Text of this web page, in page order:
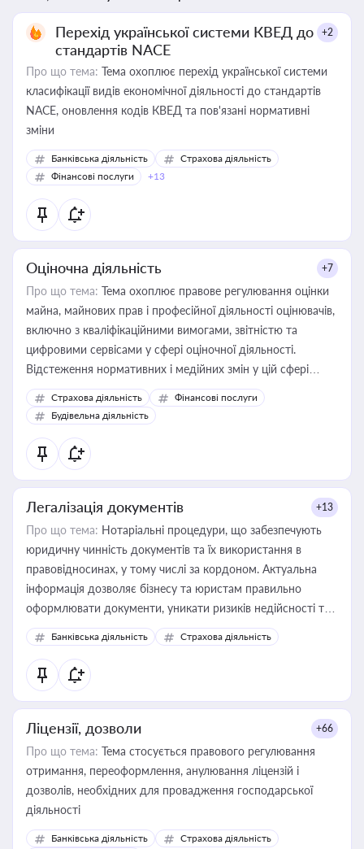
Перехід української системи КВЕД до
стандартів NACE
+2
Про що тема: Тема охоплює перехід української системи
класифікації видів економічної діяльності до стандартів
NACE, оновлення кодів КВЕД та пов'язані нормативні
зміни
Банківська діяльність
Страхова діяльність
Фінансові послуги
+13
Оціночна діяльність +7
Про що тема: Тема охоплює правове регулювання оцінки
майна, майнових прав і професійної діяльності оцінювачів,
включно з кваліфікаційними вимогами, звітністю та
цифровими сервісами у сфері оціночної діяльності.
Відстеження нормативних і медійних змін у цій сфері
корисне для власника бізнесу, керівника, юриста або
бухгалтера під час оподаткування, приватизації, оренди
державного майна, корпоративних угод і перевірки
статусу суб'єктів оціночної діяльності
Страхова діяльність
Фінансові послуги
Будівельна діяльність
Легалізація документів +13
Про що тема: Нотаріальні процедури, що забезпечують
юридичну чинність документів та їх використання в
правовідносинах, у тому числі за кордоном. Актуальна
інформація дозволяє бізнесу та юристам правильно
оформлювати документи, уникати ризиків недійсності та
забезпечувати їх належне прийняття органами влади та
контрагентами
Банківська діяльність Страхова діяльність
Ліцензії, дозволи +66
Про що тема: Тема стосується правового регулювання
отримання, переоформлення, анулювання ліцензій і
дозволів, необхідних для провадження господарської
діяльності
Банківська діяльність
Страхова діяльність